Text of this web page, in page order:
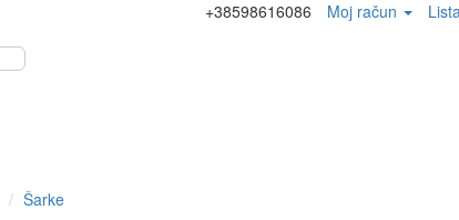
+38598616086 Moj račun
Šarke